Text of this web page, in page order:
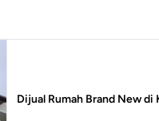
Dijual Rumah Brand New di